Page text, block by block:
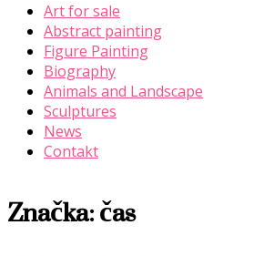
Art for sale
Abstract painting
Figure Painting
Biography
Animals and Landscape
Sculptures
News
Contakt
Značka:čas